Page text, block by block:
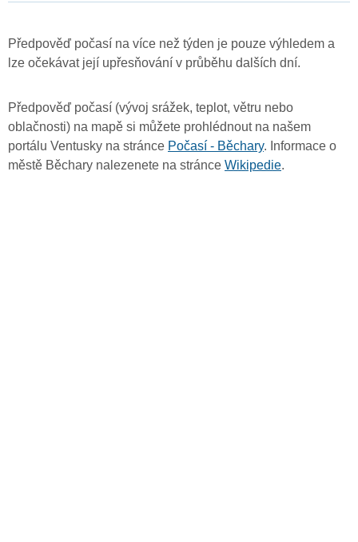
Předpověď počasí na více než týden je pouze výhledem a
lze očekávat její upřesňování v průběhu dalších dní.
Předpověď počasí (vývoj srážek, teplot, větru nebo
oblačnosti) na mapě si můžete prohlédnout na našem
portálu Ventusky na stránce Počasí - Běchary. Informace o
městě Běchary nalezenete na stránce Wikipedie.